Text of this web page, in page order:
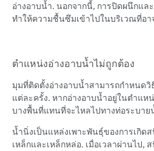
อ่างอาบน้ำ. นอกจากนี้, การปิดผนึกแล
ทำให้ความชื้นซึมเข้าไปในบริเวณที่อา
ตำแหน่งอ่างอาบน้ำไม่ถูกต้อง
มุมที่ติดตั้งอ่างอาบน้ำสามารถกำหนด
แต่ละครั้ง. หากอ่างอาบน้ำอยู่ในตำแห
บางพื้นที่แทนที่จะไหลไปทางท่อระบาย
น้ำนิ่งเป็นแหล่งเพาะพันธุ์ของการเกิด
เหล็กและเหล็กหล่อ. เมื่อเวลาผ่านไป,